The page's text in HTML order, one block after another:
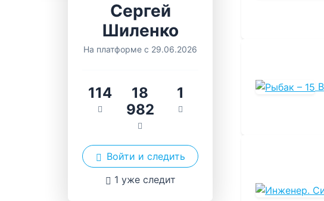
Сергей
Шиленко
На платформе с 29.06.2026
114
18
982
1
Войти и следить
1 уже следит